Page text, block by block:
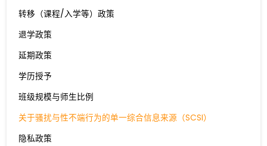
转移（课程/入学等）政策
退学政策
延期政策
学历授予
班级规模与师生比例
关于骚扰与性不端行为的单一综合信息来源（SCSI）
隐私政策